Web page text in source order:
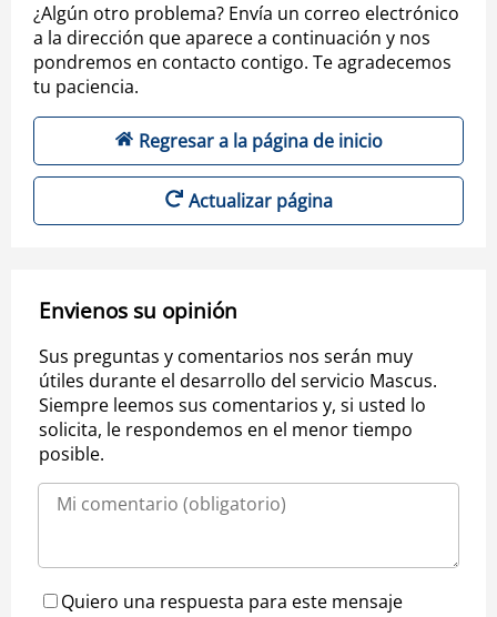
¿Algún otro problema? Envía un correo electrónico
a la dirección que aparece a continuación y nos
pondremos en contacto contigo. Te agradecemos
tu paciencia.
Regresar a la página de inicio
Actualizar página
Envienos su opinión
Sus preguntas y comentarios nos serán muy
útiles durante el desarrollo del servicio Mascus.
Siempre leemos sus comentarios y, si usted lo
solicita, le respondemos en el menor tiempo
posible.
Quiero una respuesta para este mensaje